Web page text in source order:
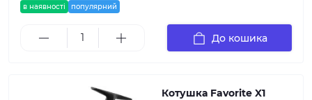
в наявності популярний
До кошика
Котушка Favorite X1